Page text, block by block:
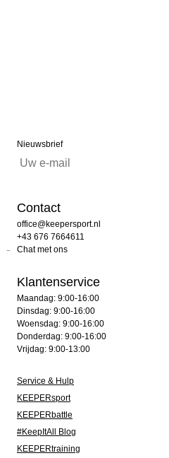
Nieuwsbrief
Contact
office@keepersport.nl
+43 676 7664611
Chat met ons
Klantenservice
Maandag: 9:00-16:00
Dinsdag: 9:00-16:00
Woensdag: 9:00-16:00
Donderdag: 9:00-16:00
Vrijdag: 9:00-13:00
Service & Hulp
KEEPERsport
KEEPERbattle
#KeepItAll Blog
KEEPERtraining